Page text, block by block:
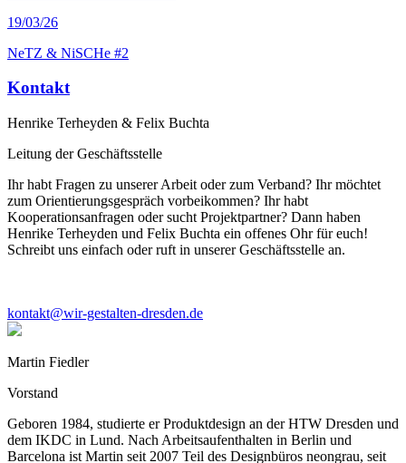
19/03/26
NeTZ & NiSCHe #2
Kontakt
Henrike Terheyden & Felix Buchta
Leitung der Geschäftsstelle
Ihr habt Fragen zu unserer Arbeit oder zum Verband? Ihr möchtet
zum Orientierungsgespräch vorbeikommen? Ihr habt
Kooperationsanfragen oder sucht Projektpartner? Dann haben
Henrike Terheyden und Felix Buchta ein offenes Ohr für euch!
Schreibt uns einfach oder ruft in unserer Geschäftsstelle an.
kontakt@wir-gestalten-dresden.de
Martin Fiedler
Vorstand
Geboren 1984, studierte er Produktdesign an der HTW Dresden und
dem IKDC in Lund. Nach Arbeitsaufenthalten in Berlin und
Barcelona ist Martin seit 2007 Teil des Designbüros neongrau, seit